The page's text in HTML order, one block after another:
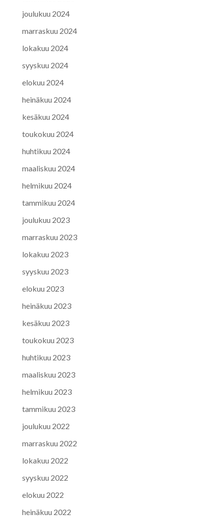
joulukuu 2024
marraskuu 2024
lokakuu 2024
syyskuu 2024
elokuu 2024
heinäkuu 2024
kesäkuu 2024
toukokuu 2024
huhtikuu 2024
maaliskuu 2024
helmikuu 2024
tammikuu 2024
joulukuu 2023
marraskuu 2023
lokakuu 2023
syyskuu 2023
elokuu 2023
heinäkuu 2023
kesäkuu 2023
toukokuu 2023
huhtikuu 2023
maaliskuu 2023
helmikuu 2023
tammikuu 2023
joulukuu 2022
marraskuu 2022
lokakuu 2022
syyskuu 2022
elokuu 2022
heinäkuu 2022